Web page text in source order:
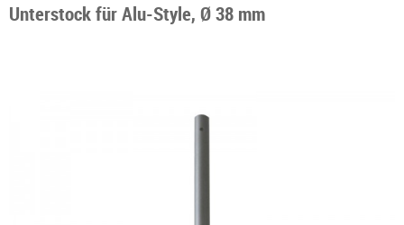
Unterstock für Alu-Style, Ø 38 mm